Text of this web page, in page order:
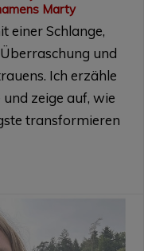
Marty
einer Schlange,
und
Ich erzähle
und zeige auf, wie
transformieren